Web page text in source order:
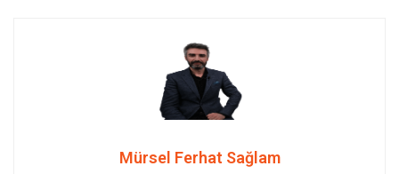
Mürsel Ferhat Sağlam